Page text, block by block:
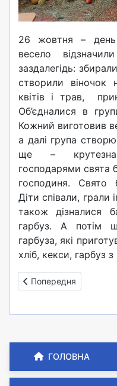
ГОЛОВНА
26 жовтня – день
весело
заздалегідь:
створили віночок
квітів і трав,
Об’єдналися в
Кожний виготовив
а далі група
ще – крутезна
господарями свята
господиня. Свято
Діти співали, грали
також дізналися
гарбуз. А потім
гарбуза, які
хліб, кекси, гарбуз
Попередня стаття:
Попередня